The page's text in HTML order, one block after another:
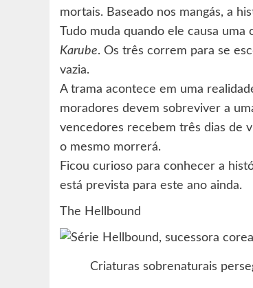
mortais. Baseado nos mangás, a
Tudo muda quando ele causa uma
Karube. Os três correm para se
vazia.
A trama acontece em uma
moradores devem sobreviver a
vencedores recebem três dias de
o mesmo morrerá.
Ficou curioso para conhecer a
está prevista para este ano ainda.
The Hellbound
Criaturas sobrenaturais